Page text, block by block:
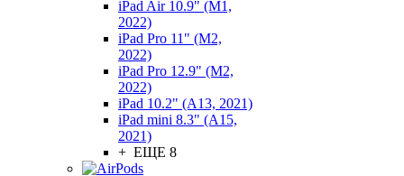
iPad Air 10.9" (M1,
2022)
iPad Pro 11" (M2,
2022)
iPad Pro 12.9" (M2,
2022)
iPad 10.2" (A13, 2021)
iPad mini 8.3" (A15,
2021)
+ ЕЩЕ 8